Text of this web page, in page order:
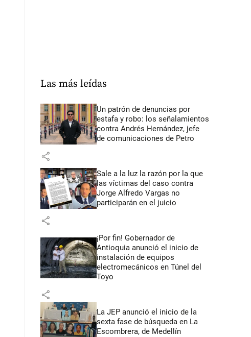
Las más leídas
Un patrón de denuncias por
estafa y robo: los señalamientos
contra Andrés Hernández, jefe
de comunicaciones de Petro
share
Sale a la luz la razón por la que
las víctimas del caso contra
Jorge Alfredo Vargas no
participarán en el juicio
share
¡Por fin! Gobernador de
Antioquia anunció el inicio de
instalación de equipos
electromecánicos en Túnel del
Toyo
share
La JEP anunció el inicio de la
sexta fase de búsqueda en La
Escombrera, de Medellín